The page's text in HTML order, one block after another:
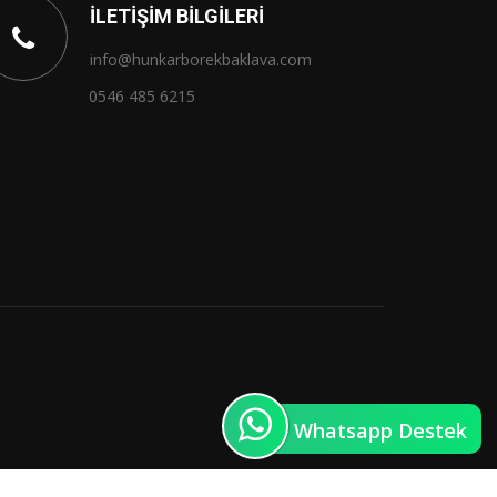
Whatsapp Destek
İLETIŞIM BILGILERI
info@hunkarborekbaklava.com
0546 485 6215